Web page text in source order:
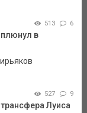
513 6
в
527 9
Луиса